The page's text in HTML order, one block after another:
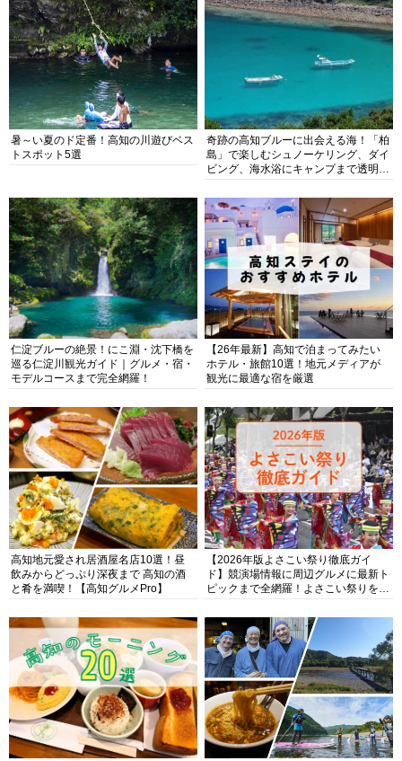
暑～い夏のド定番！高知の川遊びベス
トスポット5選
奇跡の高知ブルーに出会える海！「柏
島」で楽しむシュノーケリング、ダイ
ビング、海水浴にキャンプまで透明度
仁淀ブルーの絶景！にこ淵・沈下橋を
巡る仁淀川観光ガイド｜グルメ・宿・
モデルコースまで完全網羅！
【26年最新】高知で泊まってみたい
ホテル・旅館10選！地元メディアが
観光に最適な宿を厳選
高知地元愛され居酒屋名店10選！昼
飲みからどっぷり深夜まで 高知の酒
と肴を満喫！【高知グルメPro】
【2026年版よさこい祭り徹底ガイ
ド】競演場情報に周辺グルメに最新ト
ピックまで全網羅！よさこい祭りを満